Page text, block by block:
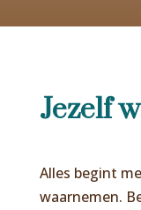
Jezelf
Alles begint
waarnemen.